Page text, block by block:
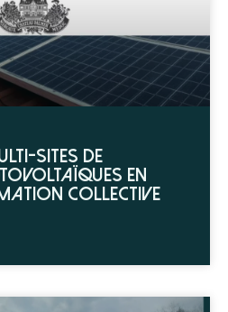
sites de
en
collective